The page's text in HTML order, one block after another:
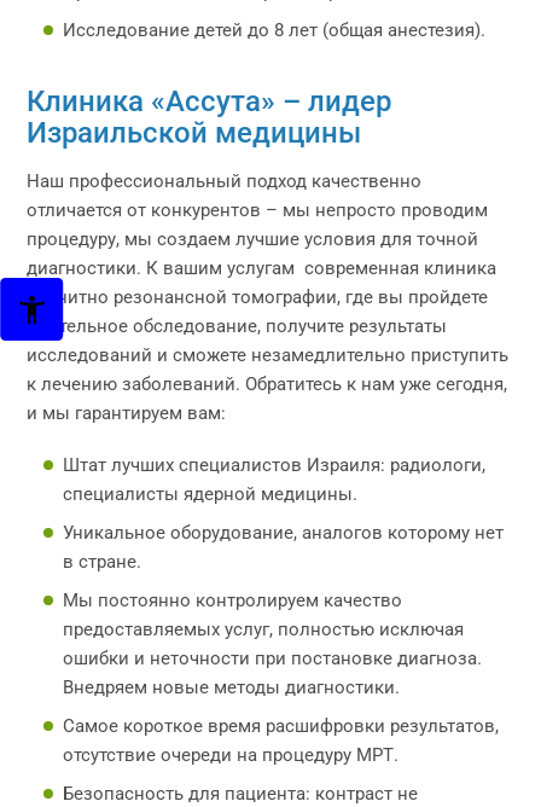
Исследование детей до 8 лет (общая анестезия).
Клиника «Ассута» – лидер
Израильской медицины
Наш профессиональный подход качественно
отличается от конкурентов – мы непросто проводим
процедуру, мы создаем лучшие условия для точной
диагностики. К вашим услугам современная клиника
магнитно резонансной томографии, где вы пройдете
тщательное обследование, получите результаты
исследований и сможете незамедлительно приступить
к лечению заболеваний. Обратитесь к нам уже сегодня,
и мы гарантируем вам:
Штат лучших специалистов Израиля: радиологи,
специалисты ядерной медицины.
Уникальное оборудование, аналогов которому нет
в стране.
Мы постоянно контролируем качество
предоставляемых услуг, полностью исключая
ошибки и неточности при постановке диагноза.
Внедряем новые методы диагностики.
Самое короткое время расшифровки результатов,
отсутствие очереди на процедуру МРТ.
Безопасность для пациента: контраст не